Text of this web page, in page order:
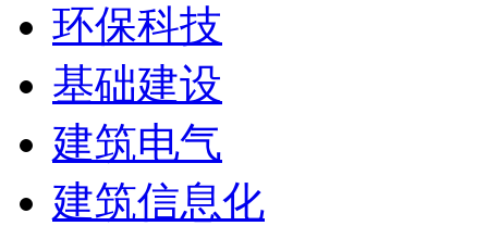
环保科技
基础建设
建筑电气
建筑信息化